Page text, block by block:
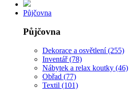
Půjčovna
Půjčovna
Dekorace a osvětlení (255)
Inventář (78)
Nábytek a relax koutky (46)
Obřad (77)
Textil (101)